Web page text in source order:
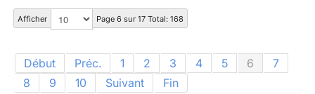
Afficher Page 6 sur 17 Total: 168
Début Préc. 1 2 3 4 5 6
7
8
9 10 Suivant Fin